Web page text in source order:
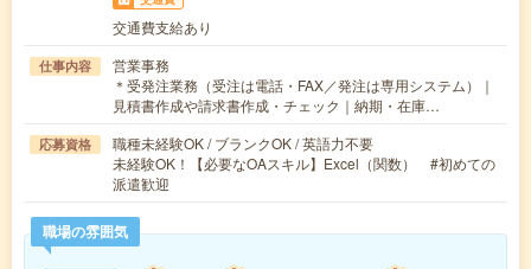
交通費支給あり
仕事内容
営業事務
＊受発注業務（受注は電話・FAX／発注は専用システム）｜
見積書作成や請求書作成・チェック｜納期・在庫…
応募資格
職種未経験OK / ブランクOK / 英語力不要
未経験OK！【必要なOAスキル】Excel（関数） #初めての
派遣歓迎
職場の雰囲気